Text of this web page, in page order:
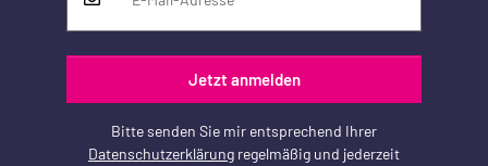
Jetzt anmelden
Bitte senden Sie mir entsprechend Ihrer
Datenschutzerklärung regelmäßig und jederzeit